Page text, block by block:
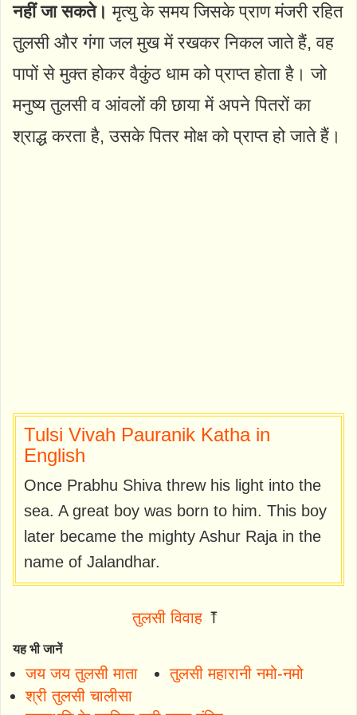
नहीं जा सकते। मृत्यु के समय जिसके प्राण मंजरी रहित
तुलसी और गंगा जल मुख में रखकर निकल जाते हैं, वह
पापों से मुक्त होकर वैकुंठ धाम को प्राप्त होता है। जो
मनुष्य तुलसी व आंवलों की छाया में अपने पितरों का
श्राद्ध करता है, उसके पितर मोक्ष को प्राप्त हो जाते हैं।
Tulsi Vivah Pauranik Katha in
English
Once Prabhu Shiva threw his light into the
sea. A great boy was born to him. This boy
later became the mighty Ashur Raja in the
name of Jalandhar.
तुलसी विवाह ⤒
यह भी जानें
जय जय तुलसी माता
तुलसी महारानी नमो-नमो
श्री तुलसी चालीसा